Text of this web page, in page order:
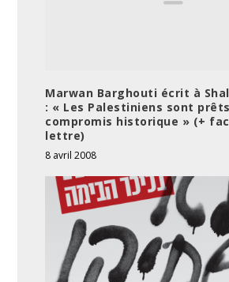
Marwan Barghouti écrit à
: « Les Palestiniens sont
compromis historique » (+
lettre)
8 avril 2008